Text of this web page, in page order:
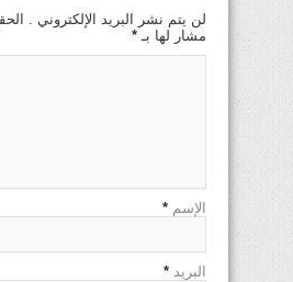
لن يتم نشر البريد الإلكتروني .
مشار لها بـ *
الإسم *
البريد *